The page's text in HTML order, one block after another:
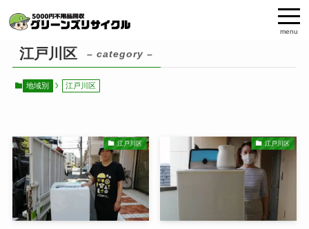
menu
江戸川区 – category –
地域別 江戸川区
江戸川区 江戸川区